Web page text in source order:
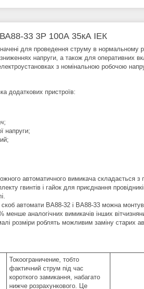
33 3Р 100А 35кА ІЕК
для проведення струму в нормальному
напруги, а також для оперативних
з номінальною робочою
додаткових пристроїв:
напруги;
автоматичного вимикача складається з
гвинтів і гайок для приєднання
автомати ВА88-32 і ВА88-33 можна
менше аналогічних вимикачів інших
розміри роблять можливим заміну старих
Токоограничение, тобто
фактичний струм під час
короткого замикання, набагато
нижче розрахункового. Це